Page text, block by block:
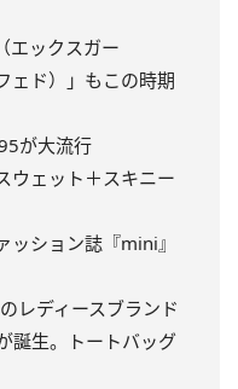
エックスガー
ェド）」もこの時期
が大流行
ウェット＋スキニー
ション誌『mini』
レディースブランド
誕生。トートバッグ